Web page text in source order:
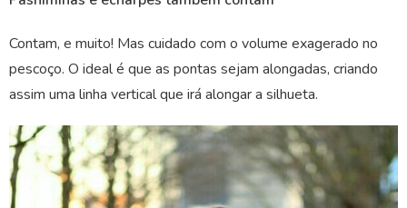
Contam, e muito! Mas cuidado com o volume exagerado no
pescoço. O ideal é que as pontas sejam alongadas, criando
assim uma linha vertical que irá alongar a silhueta.